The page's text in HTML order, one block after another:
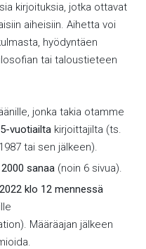
kirjoituksia, jotka ottavat
aiheisiin. Aihetta voi
hyödyntäen
tai taloustieteen
jonka takia otamme
vuotiailta kirjoittajilta (ts.
tai sen jälkeen).
sanaa (noin 6 sivua).
klo 12 mennessä
Määräajan jälkeen